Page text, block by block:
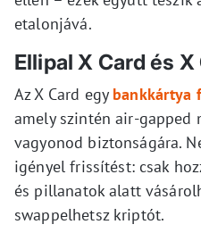
etalonjává.
Ellipal X Card és X
Az X Card egy bankkártya
amely szintén air-
vagyonod biztonságára.
igényel frissítést: csak
és pillanatok alatt
swappelhetsz kriptót.